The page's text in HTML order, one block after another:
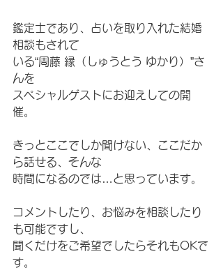
鑑定士であり、占いを取り入れた結婚
相談もされて
いる“周藤 縁（しゅうとう ゆかり）”さ
んを
スペシャルゲストにお迎えしての開
催。
きっとここでしか聞けない、ここだか
ら話せる、そんな
時間になるのでは…と思っています。
コメントしたり、お悩みを相談したり
も可能ですし、
聞くだけをご希望でしたらそれもOKで
す。